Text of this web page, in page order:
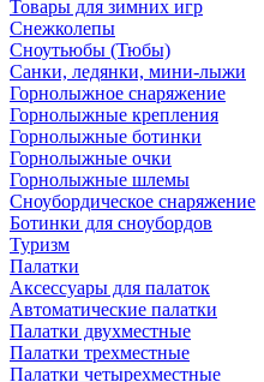
Товары для зимних игр
Снежколепы
Сноутьюбы (Тюбы)
Санки, ледянки, мини-лыжи
Горнолыжное снаряжение
Горнолыжные крепления
Горнолыжные ботинки
Горнолыжные очки
Горнолыжные шлемы
Сноубордическое снаряжение
Ботинки для сноубордов
Туризм
Палатки
Аксессуары для палаток
Автоматические палатки
Палатки двухместные
Палатки трехместные
Палатки четырехместные